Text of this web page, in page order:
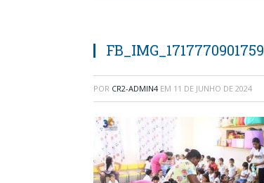
FB_IMG_1717770901759
POR CR2-ADMIN4 EM 11 DE JUNHO DE 2024